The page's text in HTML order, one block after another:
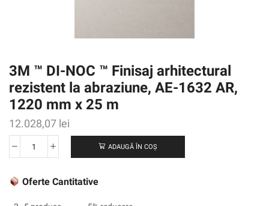
3M ™ DI-NOC ™ Finisaj arhitectural
rezistent la abraziune, AE-1632 AR,
1220 mm x 25 m
12.028,07 lei
Cantitate
™
ADAUGĂ ÎN COȘ
Oferte Cantitative